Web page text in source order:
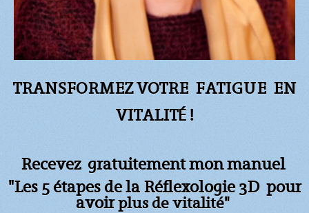
TRANSFORMEZ VOTRE FATIGUE EN
VITALITÉ !
Recevez gratuitement mon manuel
"Les 5 étapes de la Réflexologie 3D pour
avoirplus de vitalité"